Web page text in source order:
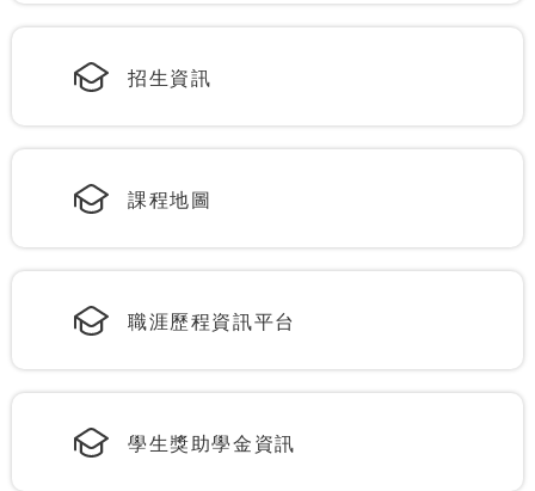
招生資訊
課程地圖
職涯歷程資訊平台
學生獎助學金資訊